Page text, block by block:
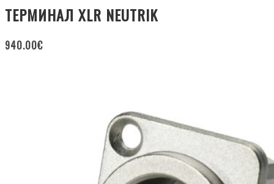
ТЕРМИНАЛ XLR NEUTRIK
940.00€